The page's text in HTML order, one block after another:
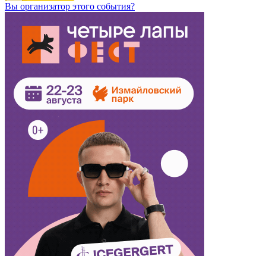
Вы организатор этого события?